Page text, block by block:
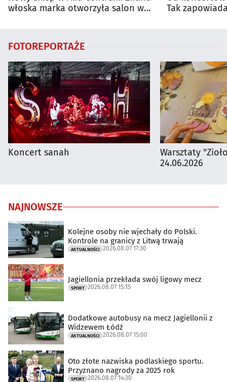
włoska marka otworzyła salon w
Tak
FOTOREPORTAŻE
Koncert sanah
Warsztaty
24.06.2026
NAJNOWSZE
Kolejne osoby nie wjechały do Polski.
Kontrole na granicy z Litwą trwają
AKTUALNOŚCI 2026.08.07 17:30
Jagiellonia przekłada swój ligowy mecz
SPORT 2026.08.07 15:15
Dodatkowe autobusy na mecz Jagiellonii z
Widzewem Łódź
AKTUALNOŚCI 2026.08.07 15:00
Oto złote nazwiska podlaskiego sportu.
Przyznano nagrody za 2025 rok
SPORT 2026.08.07 14:30